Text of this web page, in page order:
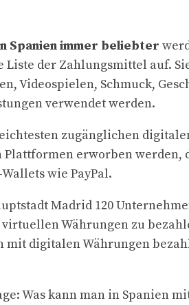
Spanien immer beliebter
der Zahlungsmittel auf.
Videospielen, Schmuck,
verwendet werden.
zugänglichen
erworben werden,
wie PayPal.
Madrid 120
Währungen zu
mit digitalen Währungen
Was kann man in Spanien